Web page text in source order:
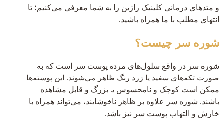
و متدهای درمانی کلینیک راژین را به شما معرفی می‌کنیم؛ تا
انتهای مطلب با ما همراه باشید.
شوره سر چیست؟
شوره سر در واقع سلول‌های مرده پوست سر است که به
صورت تکه‌های سفید یا زرد رنگ ظاهر می‌شوند. این پوسته‌ها
ممکن است کوچک و نامحسوس یا بزرگ و قابل مشاهده
باشند. شوره سر علاوه بر ظاهر ناخوشایند، می‌تواند همراه با
خارش و التهاب پوست سر نیز باشد.